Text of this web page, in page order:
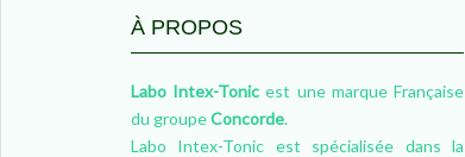
À PROPOS
Labo Intex-Tonic est une marque Française
du groupeConcorde.
Labo Intex-Tonic est spécialisée dans la